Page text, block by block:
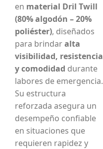
en material Dril Twill
(80% algodón – 20%
poliéster), diseñados
para brindaralta
visibilidad, resistencia
y comodidad durante
labores de emergencia.
Su estructura
reforzada asegura un
desempeño confiable
en situaciones que
requieren rapidez y